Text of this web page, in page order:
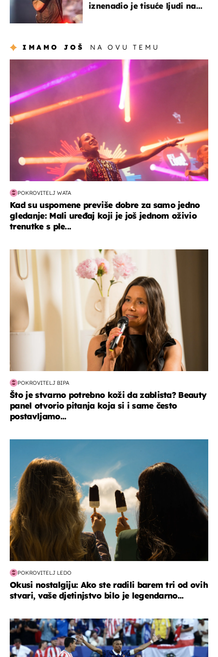
iznenadio je tisuće ljudi na
IMAMO JOŠ NA OVU TEMU
POKROVITELJ WATA
Kad su uspomene previše dobre za samo jedno
gledanje: Mali uređaj koji je još jednom oživio
trenutke s ple...
moda & ljepota
POKROVITELJ BIPA
Što je stvarno potrebno koži da zablista? Beauty
panel otvorio pitanja koja si i same često
postavljamo...
POKROVITELJ LEDO
Okusi nostalgiju: Ako ste radili barem tri od ovih
stvari, vaše djetinjstvo bilo je legendarno...
svjetsko prvenstvo 2026